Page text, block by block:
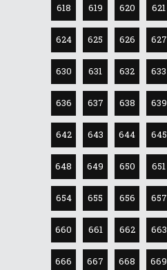
618 619 620 621
624 625 626 627
630 631 632 633
636 637 638 639
642 643 644 645
648 649 650 651
654 655 656 657
660 661 662 663
666 667 668 669